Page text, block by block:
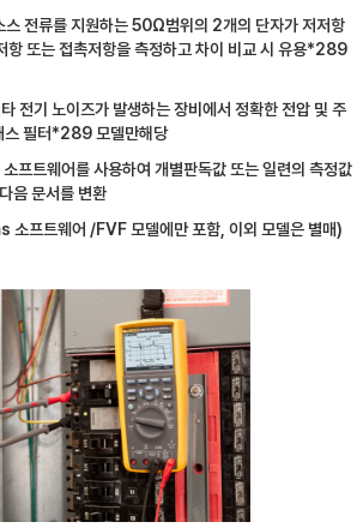
전류를 지원하는 50Ω범위의 2개의 단자가 저저항
항 또는 접촉저항을 측정하고 차이 비교 시 유용*289
전기 노이즈가 발생하는 장비에서 정확한 전압 및 주
스 필터*289 모델만해당
트웨어를 사용하여 개별판독값 또는 일련의 측정값
음 문서를 변환
프트웨어 /FVF 모델에만 포함, 이외 모델은 별매)